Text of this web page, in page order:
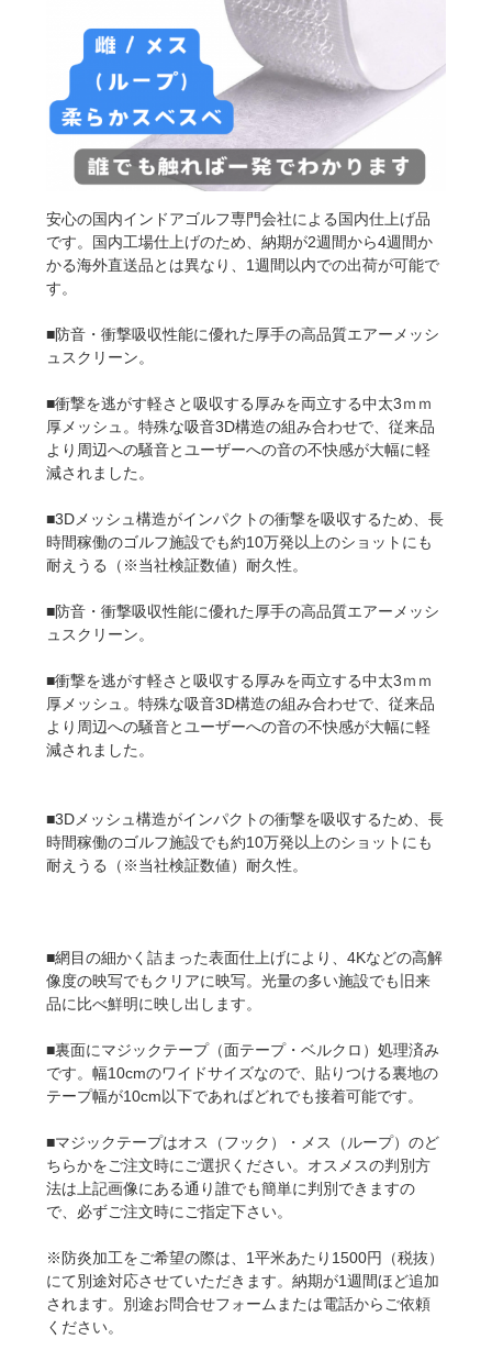
安心の国内インドアゴルフ専門会社による国内仕上げ品
です。国内工場仕上げのため、納期が2週間から4週間か
かる海外直送品とは異なり、1週間以内での出荷が可能で
す。
■防音・衝撃吸収性能に優れた厚手の高品質エアーメッシ
ュスクリーン。
■衝撃を逃がす軽さと吸収する厚みを両立する中太3ｍｍ
厚メッシュ。特殊な吸音3D構造の組み合わせで、従来品
より周辺への騒音とユーザーへの音の不快感が大幅に軽
減されました。
■3Dメッシュ構造がインパクトの衝撃を吸収するため、長
時間稼働のゴルフ施設でも約10万発以上のショットにも
耐えうる（※当社検証数値）耐久性。
■防音・衝撃吸収性能に優れた厚手の高品質エアーメッシ
ュスクリーン。
■衝撃を逃がす軽さと吸収する厚みを両立する中太3ｍｍ
厚メッシュ。特殊な吸音3D構造の組み合わせで、従来品
より周辺への騒音とユーザーへの音の不快感が大幅に軽
減されました。
■3Dメッシュ構造がインパクトの衝撃を吸収するため、長
時間稼働のゴルフ施設でも約10万発以上のショットにも
耐えうる（※当社検証数値）耐久性。
■網目の細かく詰まった表面仕上げにより、4Kなどの高解
像度の映写でもクリアに映写。光量の多い施設でも旧来
品に比べ鮮明に映し出します。
■裏面にマジックテープ（面テープ・ベルクロ）処理済み
です。幅10cmのワイドサイズなので、貼りつける裏地の
テープ幅が10cm以下であればどれでも接着可能です。
■マジックテープはオス（フック）・メス（ループ）のど
ちらかをご注文時にご選択ください。オスメスの判別方
法は上記画像にある通り誰でも簡単に判別できますの
で、必ずご注文時にご指定下さい。
※防炎加工をご希望の際は、1平米あたり1500円（税抜）
にて別途対応させていただきます。納期が1週間ほど追加
されます。別途お問合せフォームまたは電話からご依頼
ください。